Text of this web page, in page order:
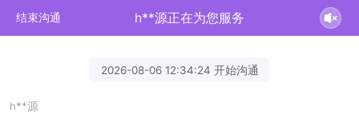
结束沟通 h**源正在为您服务
2026-08-06 12:34:24 开始沟通
h**源